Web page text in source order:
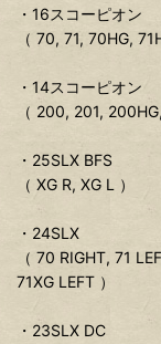
・16スコーピオン
（ 70, 71, 70HG,
・14スコーピオン
（ 200, 201,
・25SLX BFS
（ XG R, XG L ）
・24SLX
（ 70 RIGHT, 71
71XG LEFT ）
・23SLX DC